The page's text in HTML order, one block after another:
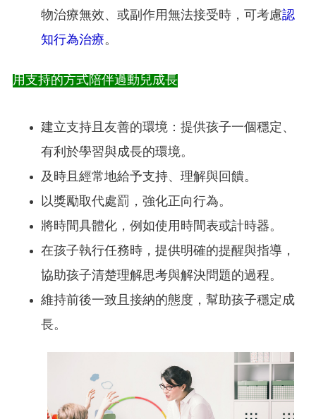
物治療無效、或副作用無法接受時，可考慮認
知行為治療。
用支持的方式陪伴過動兒成長
建立支持且友善的環境：提供孩子一個穩定、
有利於學習與成長的環境。
及時且經常地給予支持、理解與回饋。
以獎勵取代處罰，強化正向行為。
將時間具體化，例如使用時間表或計時器。
在孩子執行任務時，提供明確的提醒與指導，
協助孩子清楚理解思考與解決問題的過程。
維持前後一致且接納的態度，幫助孩子穩定成
長。